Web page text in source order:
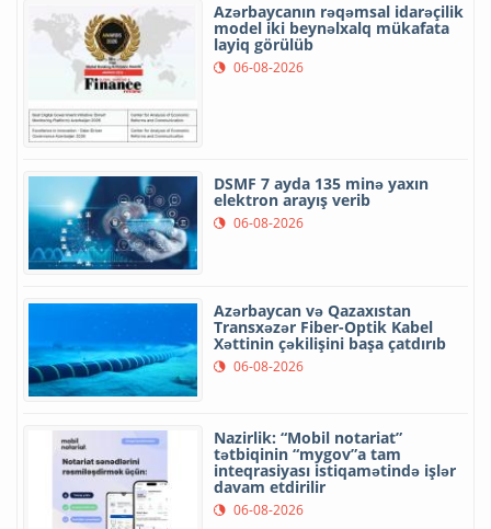
Azərbaycanın rəqəmsal idarəçilik
model iki beynəlxalq mükafata
layiq görülüb
06-08-2026
DSMF 7 ayda 135 minə yaxın
elektron arayış verib
06-08-2026
Azərbaycan və Qazaxıstan
Transxəzər Fiber-Optik Kabel
Xəttinin çəkilişini başa çatdırıb
06-08-2026
Nazirlik: “Mobil notariat”
tətbiqinin “mygov”a tam
inteqrasiyası istiqamətində işlər
davam etdirilir
06-08-2026